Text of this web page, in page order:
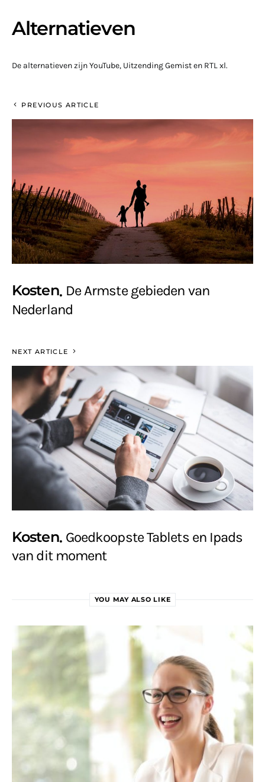
Alternatieven
De alternatieven zijn YouTube, Uitzending Gemist en RTL xl.
PREVIOUS ARTICLE
Kosten De Armste gebieden van
Nederland
NEXT ARTICLE
Kosten Goedkoopste Tablets en Ipads
van dit moment
YOU MAY ALSO LIKE